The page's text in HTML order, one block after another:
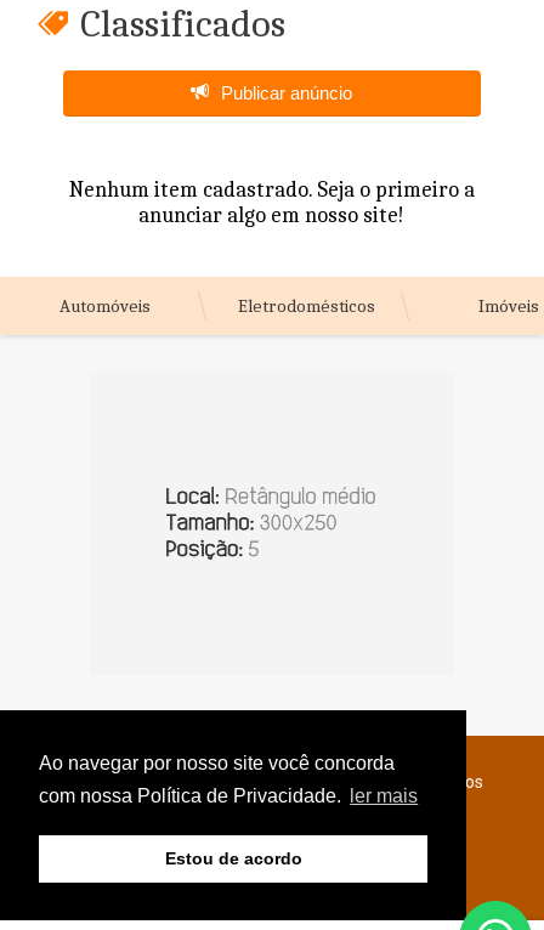
Ao navegar por nosso site você concorda
com nossa Política de Privacidade.
ler mais
Estou de acordo
Classificados
Publicar anúncio
Nenhum item cadastrado. Seja o primeiro a
anunciar algo em nosso site!
Automóveis Eletrodomésticos Imóveis
© Copyright 2026 - Jornal do Interior - Todos os direitos
reservados